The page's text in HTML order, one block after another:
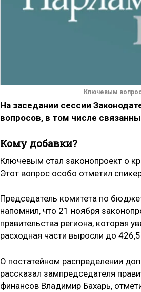
Ключевым
На заседании сессии
вопросов, в том числе
Кому добавки?
Ключевым стал законопроект о
Этот вопрос особо отметил
Председатель комитета по
напомнил, что 21 ноября
правительства региона, которая
расходная части выросли до
О постатейном распределении
рассказал зампредседателя
финансов Владимир Бахарь,